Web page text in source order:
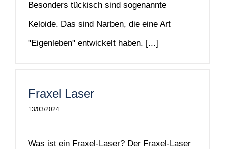
Besonders tückisch sind sogenannte
Keloide. Das sind Narben, die eine Art
"Eigenleben" entwickelt haben. [...]
Fraxel Laser
13/03/2024
Was ist ein Fraxel-Laser? Der Fraxel-Laser